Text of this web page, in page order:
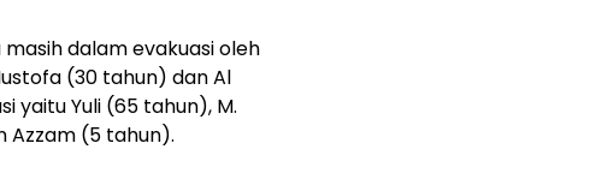
dalam evakuasi oleh
(30 tahun) dan Al
yaitu Yuli (65 tahun), M.
Azzam (5 tahun).